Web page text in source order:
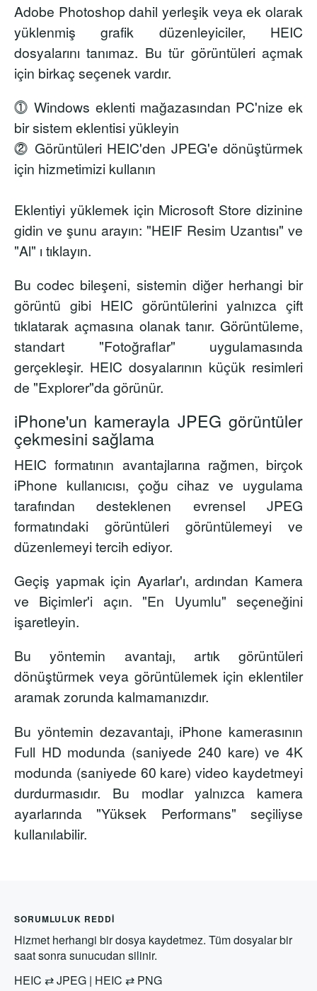
Adobe Photoshop dahil yerleşik veya ek olarak
yüklenmiş grafik düzenleyiciler, HEIC
dosyalarını tanımaz. Bu tür görüntüleri açmak
için birkaç seçenek vardır.
⓵ Windows eklenti mağazasından PC'nize ek
bir sistem eklentisi yükleyin
⓶ Görüntüleri HEIC'den JPEG'e dönüştürmek
için hizmetimizi kullanın
Eklentiyi yüklemek için Microsoft Store dizinine
gidin ve şunu arayın: "HEIF Resim Uzantısı" ve
"Al" ı tıklayın.
Bu codec bileşeni, sistemin diğer herhangi bir
görüntü gibi HEIC görüntülerini yalnızca çift
tıklatarak açmasına olanak tanır. Görüntüleme,
standart "Fotoğraflar" uygulamasında
gerçekleşir. HEIC dosyalarının küçük resimleri
de "Explorer"da görünür.
iPhone'un kamerayla JPEG görüntüler
çekmesini sağlama
HEIC formatının avantajlarına rağmen, birçok
iPhone kullanıcısı, çoğu cihaz ve uygulama
tarafından desteklenen evrensel JPEG
formatındaki görüntüleri görüntülemeyi ve
düzenlemeyi tercih ediyor.
Geçiş yapmak için Ayarlar'ı, ardından Kamera
ve Biçimler'i açın. "En Uyumlu" seçeneğini
işaretleyin.
Bu yöntemin avantajı, artık görüntüleri
dönüştürmek veya görüntülemek için eklentiler
aramak zorunda kalmamanızdır.
Bu yöntemin dezavantajı, iPhone kamerasının
Full HD modunda (saniyede 240 kare) ve 4K
modunda (saniyede 60 kare) video kaydetmeyi
durdurmasıdır. Bu modlar yalnızca kamera
ayarlarında "Yüksek Performans" seçiliyse
kullanılabilir.
SORUMLULUK REDDI
Hizmet herhangi bir dosya kaydetmez. Tüm dosyalar bir
saat sonra sunucudan silinir.
HEIC ⇄JPEG | HEIC ⇄ PNG